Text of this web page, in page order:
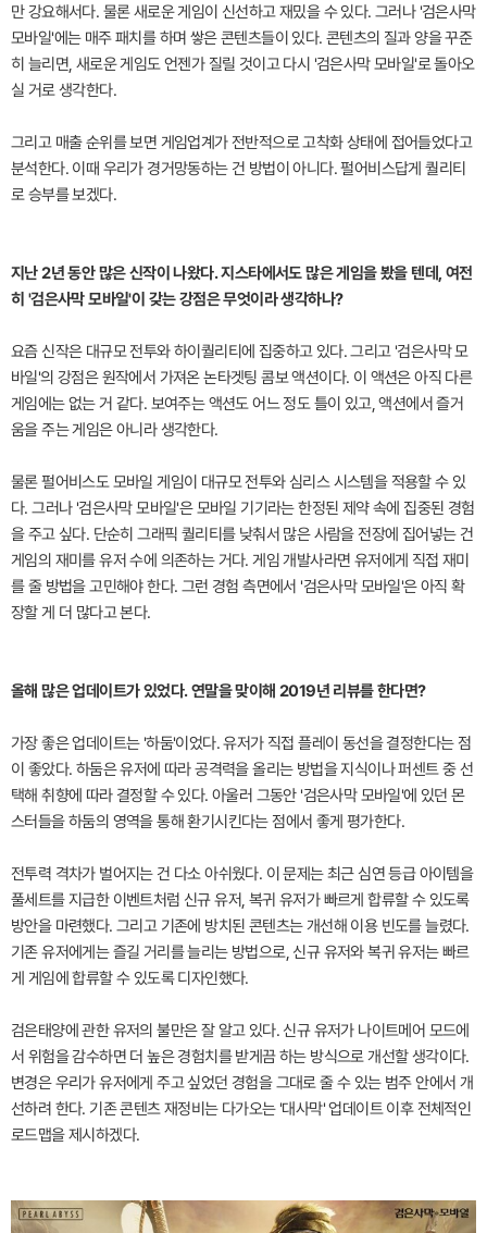
만 강요해서다. 물론 새로운 게임이 신선하고 재밌을 수 있다. 그러나 '검은사막
모바일'에는 매주 패치를 하며 쌓은 콘텐츠들이 있다. 콘텐츠의 질과 양을 꾸준
히 늘리면, 새로운 게임도 언젠가 질릴 것이고 다시 '검은사막 모바일'로 돌아오
실 거로 생각한다.
그리고 매출 순위를 보면 게임업계가 전반적으로 고착화 상태에 접어들었다고
분석한다. 이때 우리가 경거망동하는 건 방법이 아니다. 펄어비스답게 퀄리티
로 승부를 보겠다.
지난 2년 동안 많은 신작이 나왔다. 지스타에서도 많은 게임을 봤을 텐데, 여전
히 '검은사막 모바일'이 갖는 강점은 무엇이라 생각하나?
요즘 신작은 대규모 전투와 하이퀄리티에 집중하고 있다. 그리고 '검은사막 모
바일'의 강점은 원작에서 가져온 논타겟팅 콤보 액션이다. 이 액션은 아직 다른
게임에는 없는 거 같다. 보여주는 액션도 어느 정도 틀이 있고, 액션에서 즐거
움을 주는 게임은 아니라 생각한다.
물론 펄어비스도 모바일 게임이 대규모 전투와 심리스 시스템을 적용할 수 있
다. 그러나 '검은사막 모바일'은 모바일 기기라는 한정된 제약 속에 집중된 경험
을 주고 싶다. 단순히 그래픽 퀄리티를 낮춰서 많은 사람을 전장에 집어넣는 건
게임의 재미를 유저 수에 의존하는 거다. 게임 개발사라면 유저에게 직접 재미
를 줄 방법을 고민해야 한다. 그런 경험 측면에서 '검은사막 모바일'은 아직 확
장할 게 더 많다고 본다.
올해 많은 업데이트가 있었다. 연말을 맞이해 2019년 리뷰를 한다면?
가장 좋은 업데이트는 '하둠'이었다. 유저가 직접 플레이 동선을 결정한다는 점
이 좋았다. 하둠은 유저에 따라 공격력을 올리는 방법을 지식이나 퍼센트 중 선
택해 취향에 따라 결정할 수 있다. 아울러 그동안 '검은사막 모바일'에 있던 몬
스터들을 하둠의 영역을 통해 환기시킨다는 점에서 좋게 평가한다.
전투력 격차가 벌어지는 건 다소 아쉬웠다. 이 문제는 최근 심연 등급 아이템을
풀세트를 지급한 이벤트처럼 신규 유저, 복귀 유저가 빠르게 합류할 수 있도록
방안을 마련했다. 그리고 기존에 방치된 콘텐츠는 개선해 이용 빈도를 늘렸다.
기존 유저에게는 즐길 거리를 늘리는 방법으로, 신규 유저와 복귀 유저는 빠르
게 게임에 합류할 수 있도록 디자인했다.
검은태양에 관한 유저의 불만은 잘 알고 있다. 신규 유저가 나이트메어 모드에
서 위험을 감수하면 더 높은 경험치를 받게끔 하는 방식으로 개선할 생각이다.
변경은 우리가 유저에게 주고 싶었던 경험을 그대로 줄 수 있는 범주 안에서 개
선하려 한다. 기존 콘텐츠 재정비는 다가오는 '대사막' 업데이트 이후 전체적인
로드맵을 제시하겠다.